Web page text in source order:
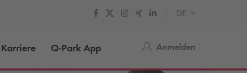
DE
Karriere Q-Park App Anmelden